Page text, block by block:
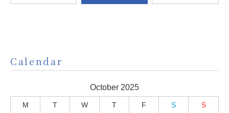
Calendar
October 2025
M T W T F S S